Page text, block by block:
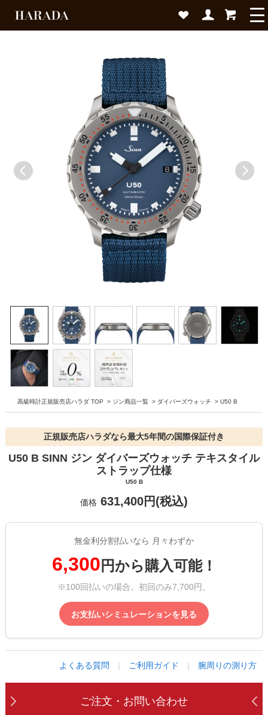
高級時計正規販売店ハラダ TOP > ジン商品一覧 > ダイバーズウォッチ > U50 B
正規販売店ハラダなら最大5年間の国際保証付き
U50 B SINN ジン ダイバーズウォッチ テキスタイル
ストラップ仕様
U50 B
価格 631,400円(税込)
無金利分割払いなら 月々わずか
6,300 円から購入可能！
※100回払いの場合。初回のみ7,700円。
お支払いシミュレーションを見る
よくある質問 | ご利用ガイド | 腕周りの測り方
ご注文・お問い合わせ